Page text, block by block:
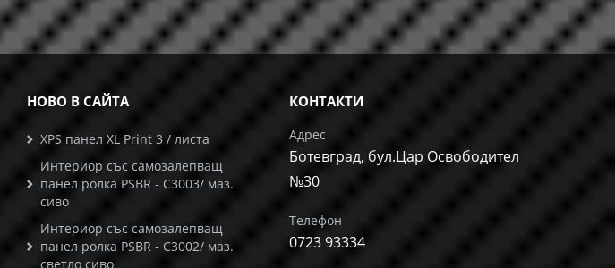
НОВО В САЙТА
XPS панел XL Print 3 / листа
Интериор със самозалепващ
панел ролка PSBR - C3003/ маз.
сиво
Интериор със самозалепващ
панел ролка PSBR - C3002/ маз.
светло сиво
КОНТАКТИ
Адрес
Ботевград, бул.Цар Освободител
№30
Телефон
0723 93334